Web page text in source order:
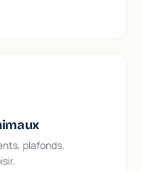
plafonds,